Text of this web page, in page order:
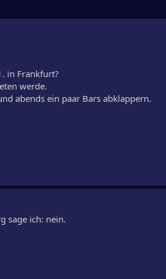
in Frankfurt?
werde.
abends ein paar Bars abklappern.
sage ich: nein.